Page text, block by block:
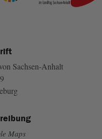
Sachsen-Anhalt
Maps